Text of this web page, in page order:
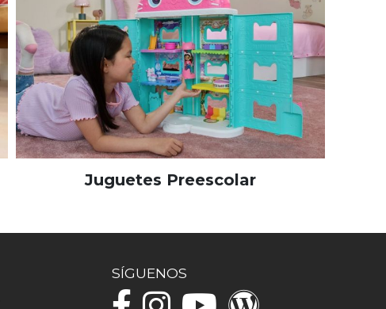
Juguetes Preescolar
SÍGUENOS